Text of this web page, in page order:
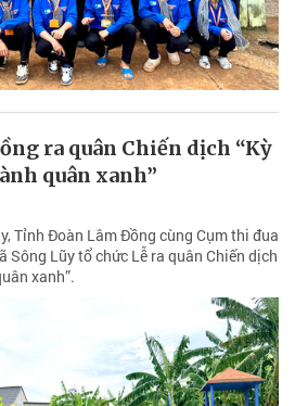
ra quân Chiến dịch “Kỳ
quân xanh”
Tỉnh Đoàn Lâm Đồng cùng Cụm thi đua
Sông Lũy tổ chức Lễ ra quân Chiến dịch
xanh”.